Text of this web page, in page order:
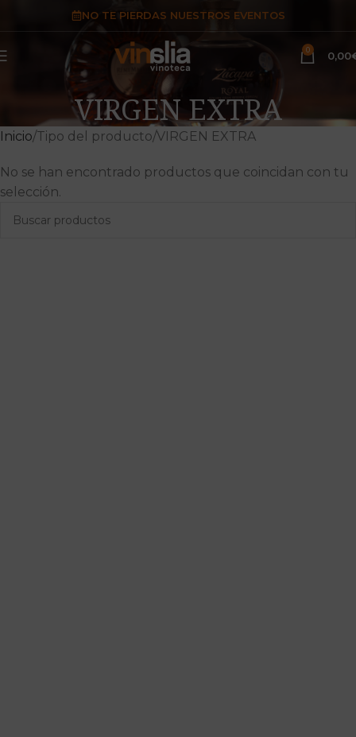
NO TE PIERDAS NUESTROS EVENTOS
0 0,00
VIRGEN EXTRA
Inicio Tipo del producto VIRGEN EXTRA
No se han encontrado productos que coincidan con tu
selección.